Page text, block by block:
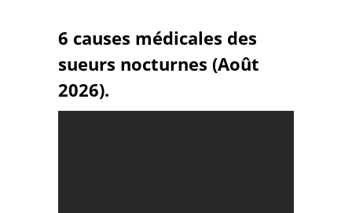
6 causes médicales des
sueurs nocturnes (Août
2026).